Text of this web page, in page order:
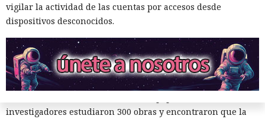
vigilar la actividad de las cuentas por accesos desde
dispositivos desconocidos.
El estudio fue realizado por especialistas de la Universidad
de 2026 en la conferencia de ACM sobre equidad,
responsabilidad y transparencia en Montreal.
El trabajo continuó un proyecto previo dedicado al género
investigadores estudiaron 300 obras y encontraron que la